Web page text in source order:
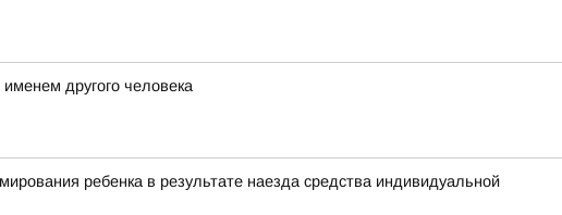
другого человека
ребенка в результате наезда средства индивидуальной